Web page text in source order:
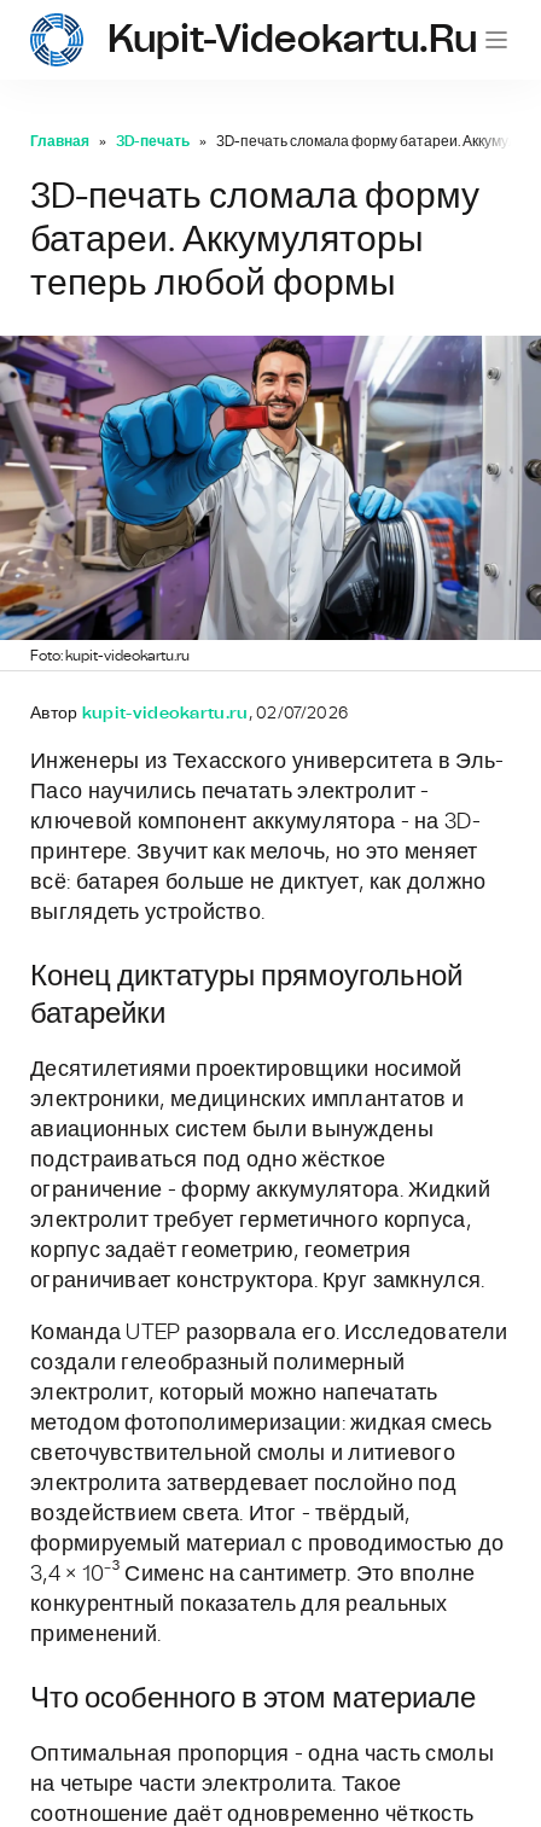
Kupit-Videokartu.ru
Главная 3D-печать 3D-печать сломала форму батареи.
3D-печать сломала форму
батареи. Аккумуляторы
теперь любой формы
Foto: kupit-videokartu.ru
Автор kupit-videokartu.ru , 02/07/2026
Инженеры из Техасского университета в Эль-
Пасо научились печатать электролит -
ключевой компонент аккумулятора - на 3D-
принтере. Звучит как мелочь, но это меняет
всё: батарея больше не диктует, как должно
выглядеть устройство.
Конец диктатуры прямоугольной
батарейки
Десятилетиями проектировщики носимой
электроники, медицинских имплантатов и
авиационных систем были вынуждены
подстраиваться под одно жёсткое
ограничение - форму аккумулятора. Жидкий
электролит требует герметичного корпуса,
корпус задаёт геометрию, геометрия
ограничивает конструктора. Круг замкнулся.
Команда UTEP разорвала его. Исследователи
создали гелеобразный полимерный
электролит, который можно напечатать
методом фотополимеризации: жидкая смесь
светочувствительной смолы и литиевого
электролита затвердевает послойно под
воздействием света. Итог - твёрдый,
формируемый материал с проводимостью до
3,4 × 10⁻³ Сименс на сантиметр. Это вполне
конкурентный показатель для реальных
применений.
Что особенного в этом материале
Оптимальная пропорция - одна часть смолы
на четыре части электролита. Такое
соотношение даёт одновременно чёткость